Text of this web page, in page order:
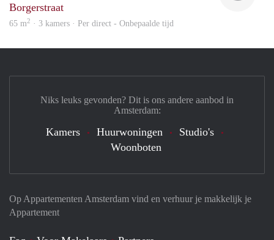
Borgerstraat
65 m2 · 3 kamers · Per direct - Onbepaalde tijd
Op Appartementen Amsterdam vind en verhuur je makkelijk je
Appartement
Niks leuks gevonden? Dit is ons andere aanbod in
Amsterdam:
Kamers Huurwoningen
Studio's
Woonboten